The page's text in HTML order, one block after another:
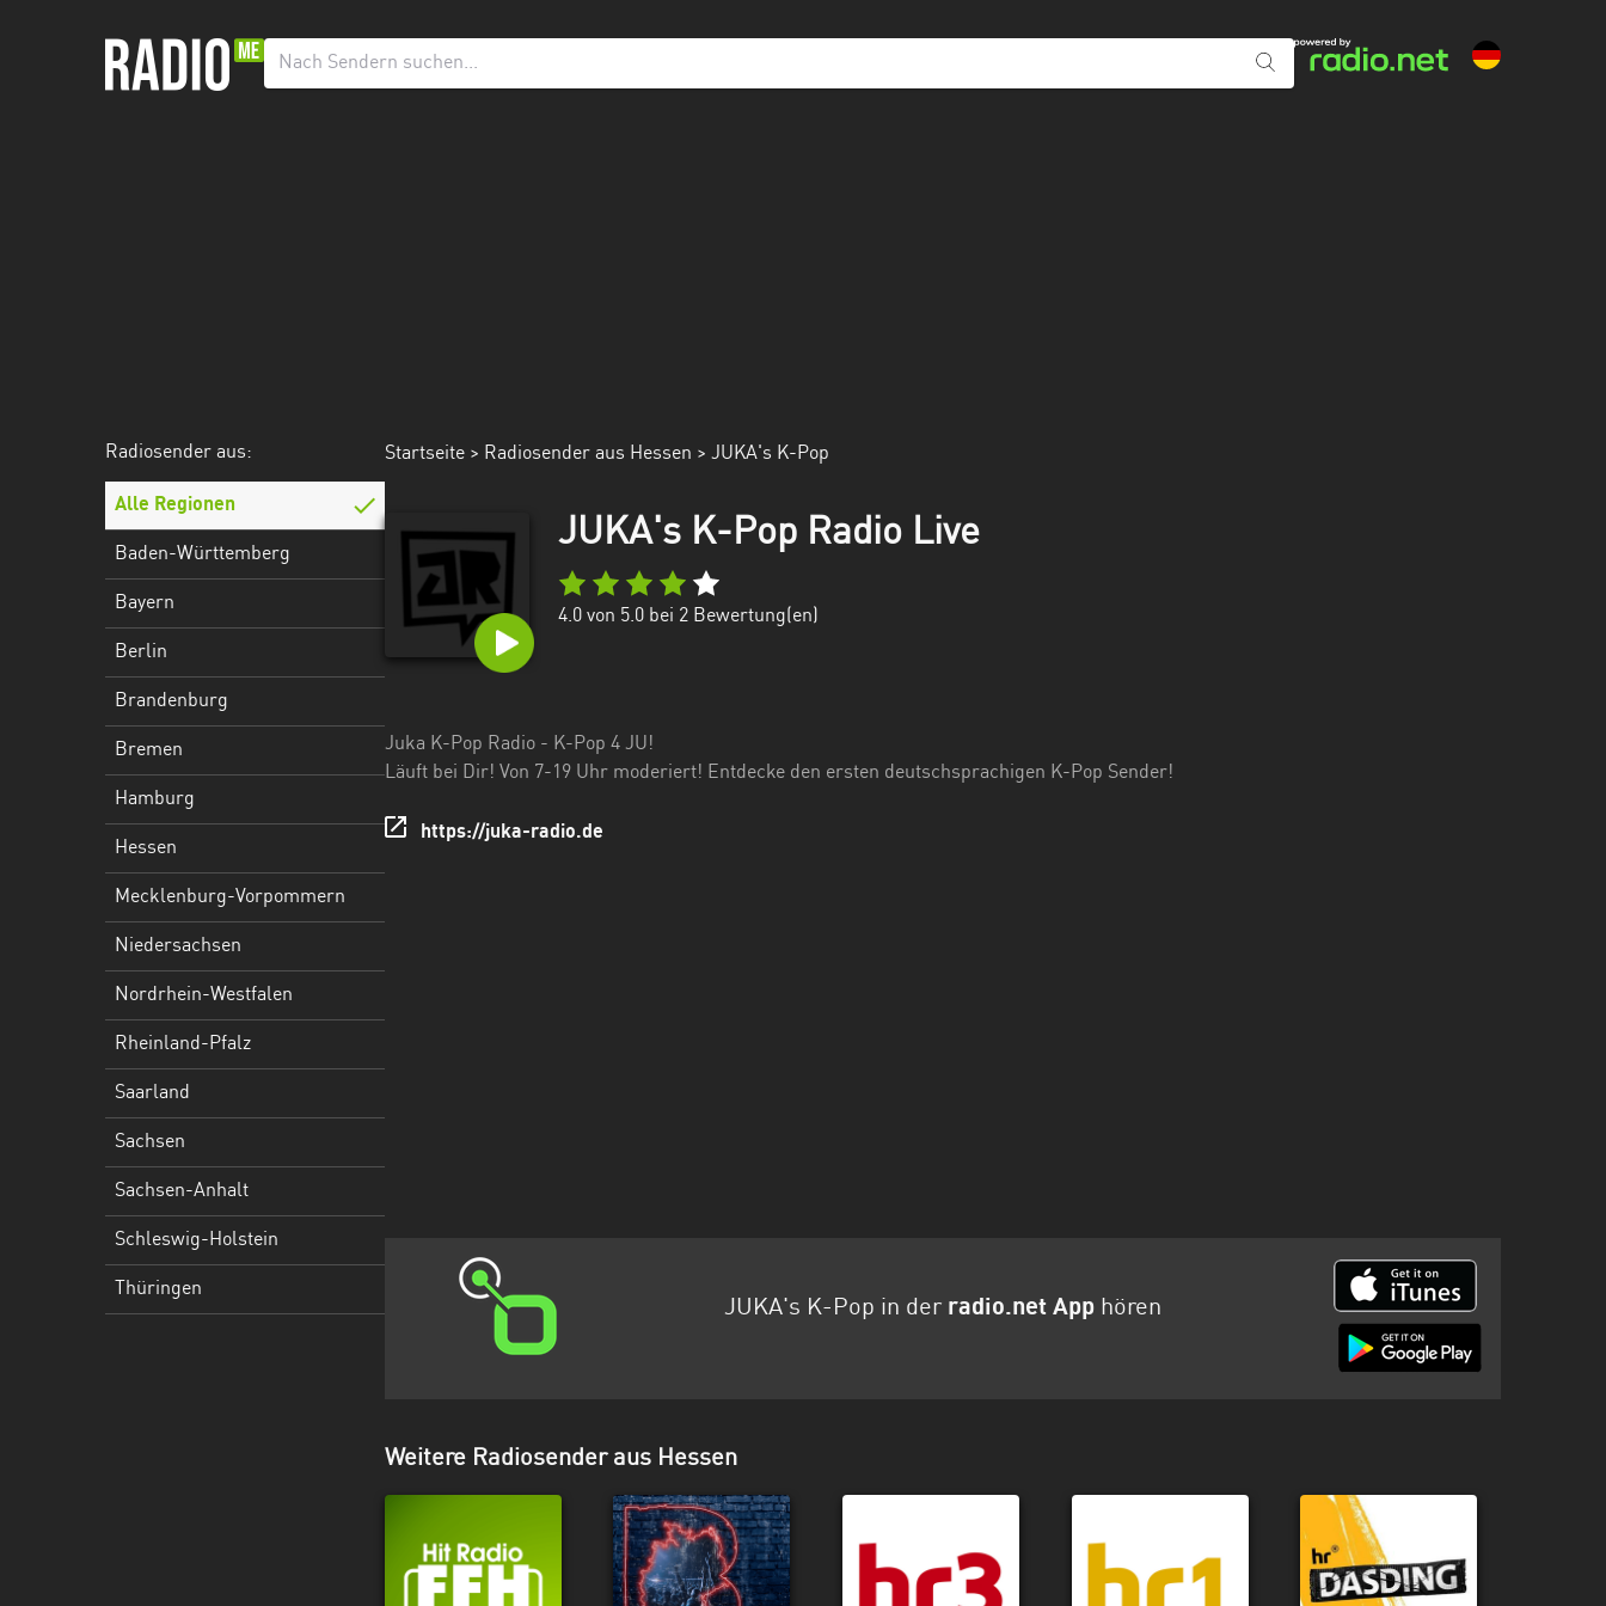
Hamburg
Mecklenburg-
Vorpommern
Niedersachsen
Nordrhein-
Westfalen
Rheinland-
Sachsen-
Thüringen
Radiosender aus:
Alle Regionen
Baden-Württemberg
Bayern
Berlin
Brandenburg
Bremen
Hamburg
Hessen
Mecklenburg-Vorpommern
Niedersachsen
Nordrhein-Westfalen
Rheinland-Pfalz
Saarland
Sachsen
Sachsen-Anhalt
Schleswig-Holstein
Thüringen
Startseite> Radiosender aus Hessen > JUKA's K-Pop
JUKA's K-Pop Radio Live
4.0von 5.0 bei 2Bewertung(en)
Juka K-Pop Radio - K-Pop 4 JU!
Läuft bei Dir! Von 7-19 Uhr moderiert! Entdecke den ersten deutschsprachigen K-Pop Sender!
https://juka-radio.de
JUKA's K-Pop in der radio.net Apphören
Weitere Radiosender aus Hessen